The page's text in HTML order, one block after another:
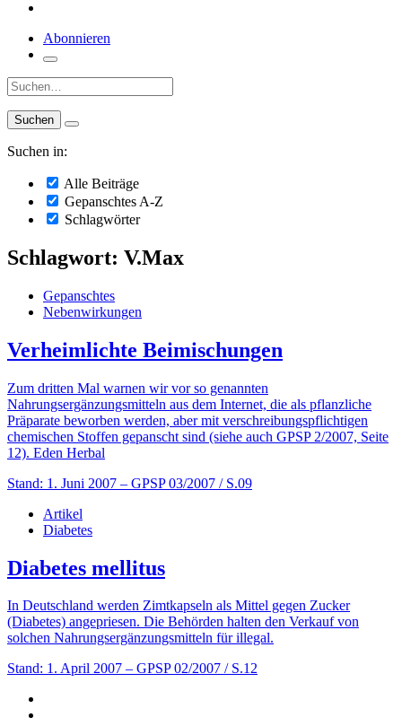
Abonnieren
Suche:
Suchen in:
Alle Beiträge
Gepanschtes A-Z
Schlagwörter
Schlagwort: V.Max
Gepanschtes
Nebenwirkungen
Verheimlichte Beimischungen
Zum dritten Mal warnen wir vor so genannten
Nahrungsergänzungsmitteln aus dem Internet, die als pflanzliche
Präparate beworben werden, aber mit verschreibungspflichtigen
chemischen Stoffen gepanscht sind (siehe auch GPSP 2/2007, Seite
12). Eden Herbal
Stand: 1. Juni 2007 – GPSP 03/2007 / S.09
Artikel
Diabetes
Diabetes mellitus
In Deutschland werden Zimtkapseln als Mittel gegen Zucker
(Diabetes) angepriesen. Die Behörden halten den Verkauf von
solchen Nahrungsergänzungsmitteln für illegal.
Stand: 1. April 2007 – GPSP 02/2007 / S.12